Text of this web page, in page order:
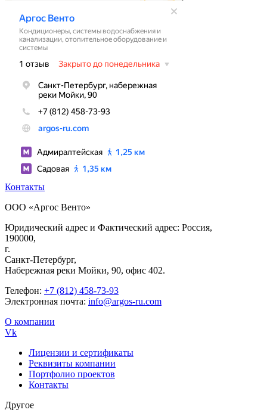
Контакты
ООО «Аргос Венто»
Юридический адрес и Фактический адрес: Россия,
190000,
г.
Санкт-Петербург,
Набережная реки Мойки, 90, офис 402.
Телефон: +7 (812) 458-73-93
Электронная почта: info@argos-ru.com
О компании
Vk
Лицензии и сертификаты
Реквизиты компании
Портфолио проектов
Контакты
Другое